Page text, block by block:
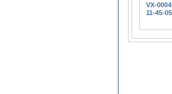
VX-
11-45-